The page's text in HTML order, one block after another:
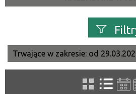
Szukana fraza
Trwające w zakresie: od